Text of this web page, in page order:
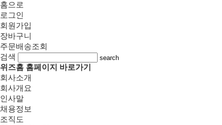
홈으로
로그인
회원가입
장바구니
주문배송조회
검색
search
위즈홈 홈페이지 바로가기
회사소개
회사개요
인사말
채용정보
조직도